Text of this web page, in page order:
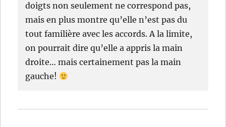
doigts non seulement ne correspond pas,
mais en plus montre qu’elle n’est pas du
tout familière avec les accords. A la limite,
on pourrait dire qu’elle a appris la main
droite… mais certainement pas la main
gauche!